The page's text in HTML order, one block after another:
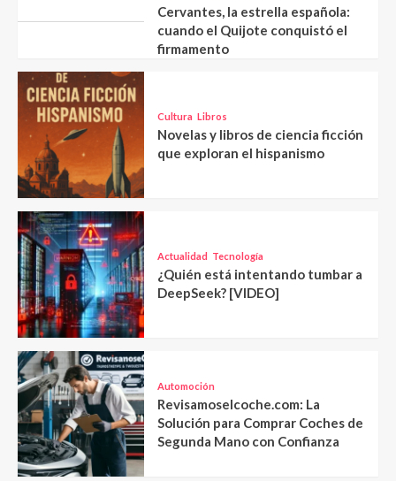
Cervantes, la estrella española:
cuando el Quijote conquistó el
firmamento
Cultura Libros
Novelas y libros de ciencia ficción
que exploran el hispanismo
Actualidad Tecnología
¿Quién está intentando tumbar a
DeepSeek? [VIDEO]
Automoción
Revisamoselcoche.com: La
Solución para Comprar Coches de
Segunda Mano con Confianza